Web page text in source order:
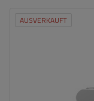
AUSVERKAUFT